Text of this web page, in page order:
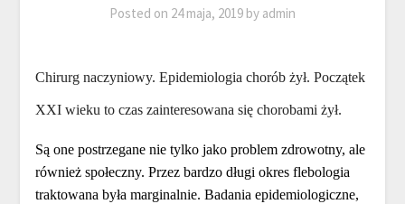
Posted on 24 maja, 2019 by admin
Chirurg naczyniowy. Epidemiologia chorób żył. Początek
XXI wieku to czas zainteresowana się chorobami żył.
Są one postrzegane nie tylko jako problem zdrowotny, ale
również społeczny. Przez bardzo długi okres flebologia
traktowana była marginalnie. Badania epidemiologiczne,